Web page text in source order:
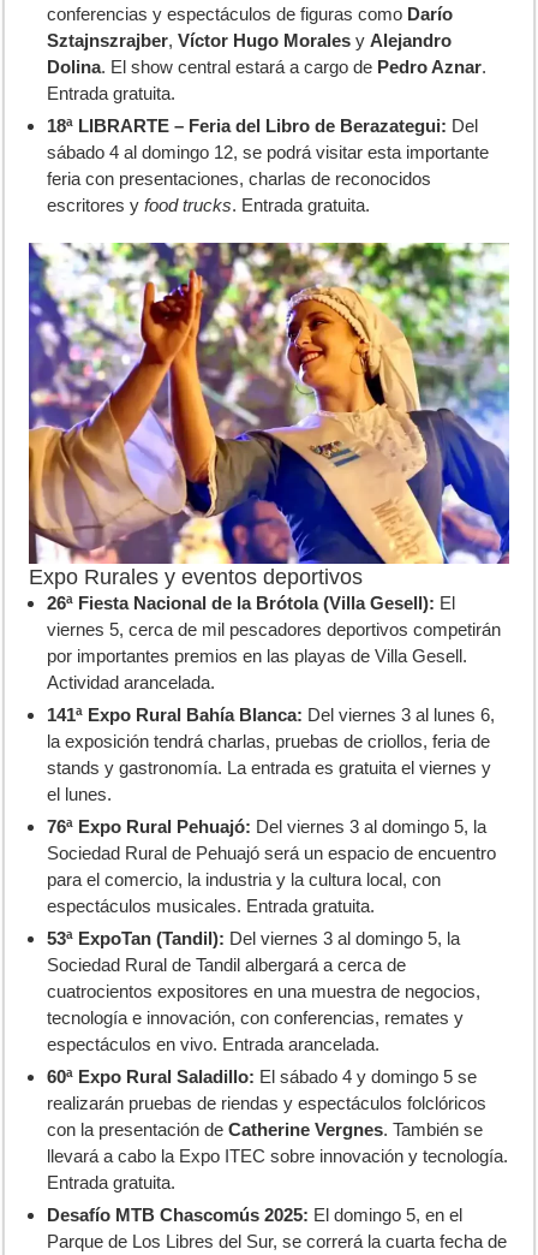
conferencias y espectáculos de figuras como Darío
Sztajnszrajber,Víctor Hugo Morales yAlejandro
Dolina. El show central estará a cargo de Pedro Aznar.
Entrada gratuita.
18ª LIBRARTE – Feria del Libro de Berazategui: Del
sábado 4 al domingo 12, se podrá visitar esta importante
feria con presentaciones, charlas de reconocidos
escritores yfood trucks. Entrada gratuita.
Expo Rurales y eventos deportivos
26ª Fiesta Nacional de la Brótola (Villa Gesell): El
viernes 5, cerca de mil pescadores deportivos competirán
por importantes premios en las playas de Villa Gesell.
Actividad arancelada.
141ª Expo Rural Bahía Blanca: Del viernes 3 al lunes 6,
la exposición tendrá charlas, pruebas de criollos, feria de
stands y gastronomía. La entrada es gratuita el viernes y
el lunes.
76ª Expo Rural Pehuajó: Del viernes 3 al domingo 5, la
Sociedad Rural de Pehuajó será un espacio de encuentro
para el comercio, la industria y la cultura local, con
espectáculos musicales. Entrada gratuita.
53ª ExpoTan (Tandil): Del viernes 3 al domingo 5, la
Sociedad Rural de Tandil albergará a cerca de
cuatrocientos expositores en una muestra de negocios,
tecnología e innovación, con conferencias, remates y
espectáculos en vivo. Entrada arancelada.
60ª Expo Rural Saladillo: El sábado 4 y domingo 5 se
realizarán pruebas de riendas y espectáculos folclóricos
con la presentación deCatherine Vergnes. También se
llevará a cabo la Expo ITEC sobre innovación y tecnología.
Entrada gratuita.
Desafío MTB Chascomús 2025: El domingo 5, en el
Parque de Los Libres del Sur, se correrá la cuarta fecha de